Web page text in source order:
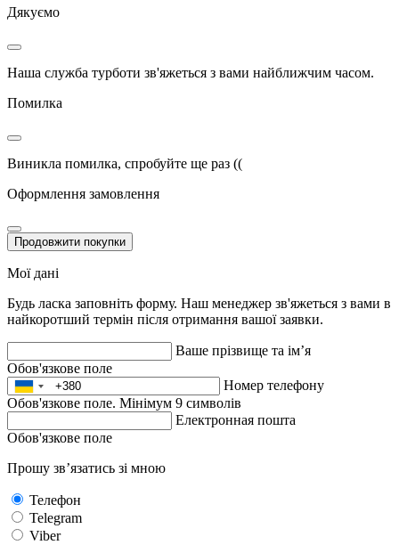
Дякуємо
Наша служба турботи зв'яжеться з вами найближчим часом.
Помилка
Виникла помилка, спробуйте ще раз ((
Оформлення замовлення
Продовжити покупки
Мої дані
Будь ласка заповніть форму. Наш менеджер зв'яжеться з вами в
найкоротший термін після отримання вашої заявки.
Ваше прізвище та ім’я
Обов'язкове поле
Номер телефону
Обов'язкове поле. Мінімум 9 символів
Електронная пошта
Обов'язкове поле
Прошу зв’язатись зі мною
Телефон
Telegram
Viber